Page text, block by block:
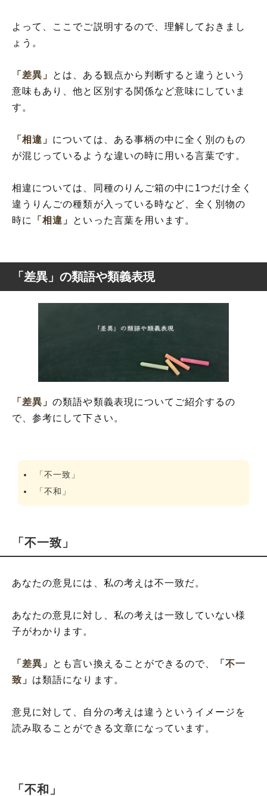
よって、ここでご説明するので、理解しておきまし
ょう。
「差異」
とは、ある観点から判断すると違うという
意味もあり、他と区別する関係など意味にしていま
す。
「相違」 については、ある事柄の中に全く別のもの
が混じっているような違いの時に用いる言葉です。
相違については、同種のりんご箱の中に1つだけ全く
違うりんごの種類が入っている時など、全く別物の
時に
「相違」 といった言葉を用います。
「差異」の類語や類義表現
「差異」の類語や類義表現についてご紹介するの
で、参考にして下さい。
「不一致」
「不和」
「不一致」
あなたの意見には、私の考えは不一致だ。
あなたの意見に対し、私の考えは一致していない様
子がわかります。
「差異」 とも言い換えることができるので、
「不一
致」 は類語になります。
意見に対して、自分の考えは違うというイメージを
読み取ることができる文章になっています。
「不和」